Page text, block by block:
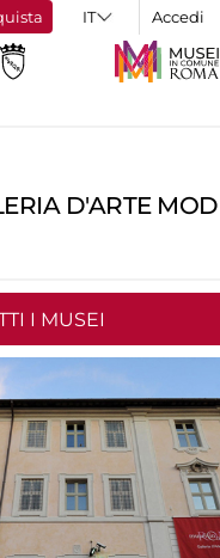
Accedi
D'ARTE
I MUSEI